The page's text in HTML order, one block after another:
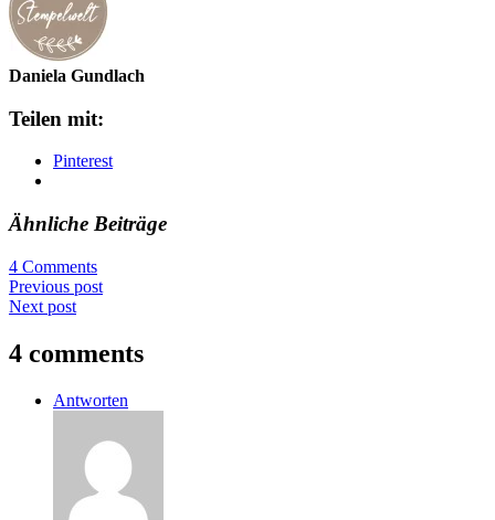
Daniela Gundlach
Teilen mit:
Pinterest
Ähnliche Beiträge
4 Comments
Previous post
Next post
4 comments
Antworten